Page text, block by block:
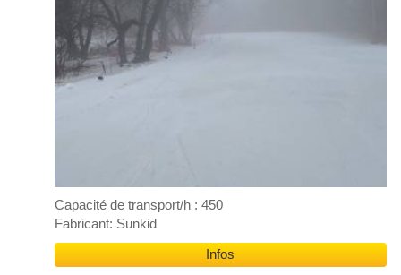
Capacité de transport/h : 450
Fabricant: Sunkid
Infos